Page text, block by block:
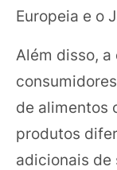
Europeia e o
Além disso,
de alimentos
produtos
adicionais de